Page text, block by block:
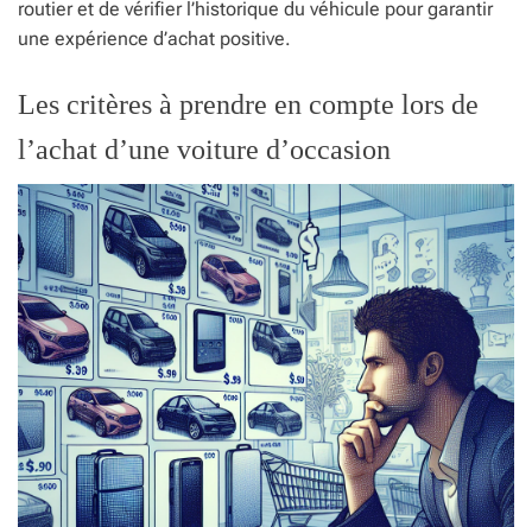
routier et de vérifier l’historique du véhicule pour garantir
une expérience d’achat positive.
Les critères à prendre en compte lors de
l’achat d’une voiture d’occasion